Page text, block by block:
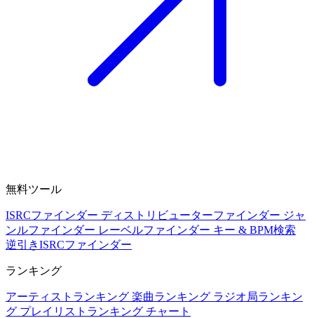
無料ツール
ISRCファインダー ディストリビューターファインダー ジャ
ンルファインダー レーベルファインダー キー & BPM検索
逆引きISRCファインダー
ランキング
アーティストランキング 楽曲ランキング ラジオ局ランキン
グ プレイリストランキング チャート